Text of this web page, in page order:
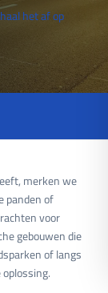
het af op
merken we
panden of
voor
gebouwen die
of langs